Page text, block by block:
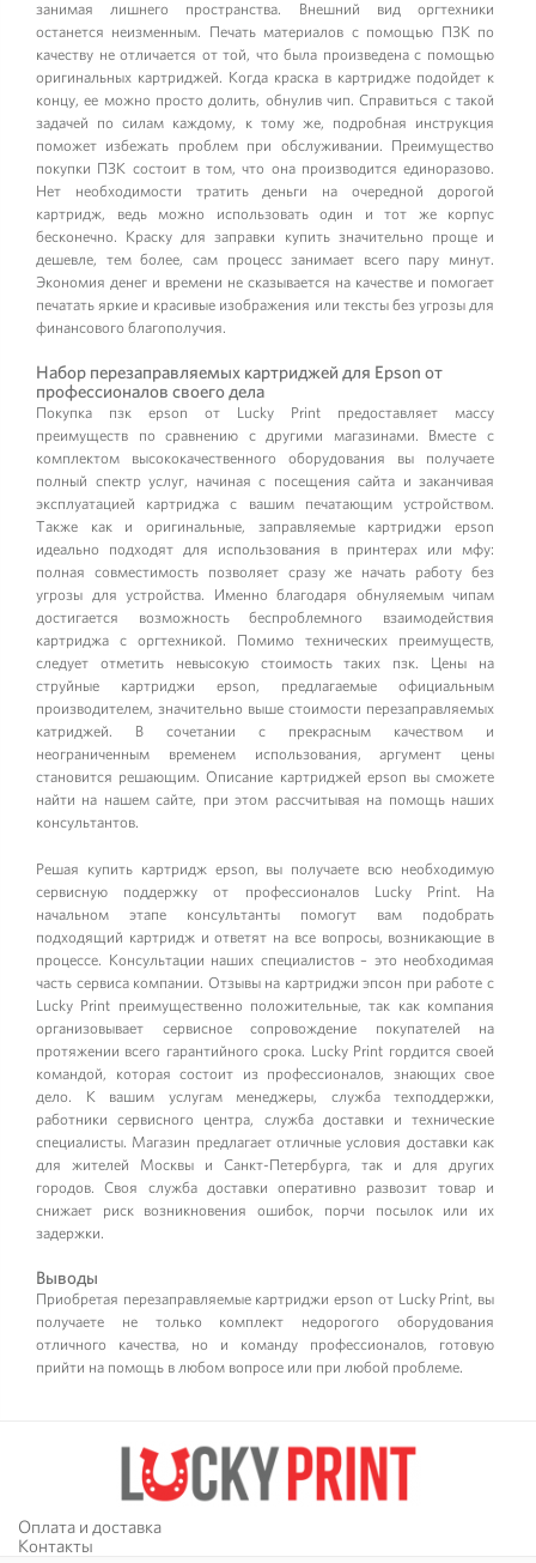
занимая лишнего пространства. Внешний вид оргтехники
останется неизменным. Печать материалов с помощью ПЗК по
качеству не отличается от той, что была произведена с помощью
оригинальных картриджей. Когда краска в картридже подойдет к
концу, ее можно просто долить, обнулив чип. Справиться с такой
задачей по силам каждому, к тому же, подробная инструкция
поможет избежать проблем при обслуживании. Преимущество
покупки ПЗК состоит в том, что она производится единоразово.
Нет необходимости тратить деньги на очередной дорогой
картридж, ведь можно использовать один и тот же корпус
бесконечно. Краску для заправки купить значительно проще и
дешевле, тем более, сам процесс занимает всего пару минут.
Экономия денег и времени не сказывается на качестве и помогает
печатать яркие и красивые изображения или тексты без угрозы для
финансового благополучия.
Набор перезаправляемых картриджей для Epson от
профессионалов своего дела
Покупка пзк epson от Lucky Print предоставляет массу
преимуществ по сравнению с другими магазинами. Вместе с
комплектом высококачественного оборудования вы получаете
полный спектр услуг, начиная с посещения сайта и заканчивая
эксплуатацией картриджа с вашим печатающим устройством.
Также как и оригинальные, заправляемые картриджи epson
идеально подходят для использования в принтерах или мфу:
полная совместимость позволяет сразу же начать работу без
угрозы для устройства. Именно благодаря обнуляемым чипам
достигается возможность беспроблемного взаимодействия
картриджа с оргтехникой. Помимо технических преимуществ,
следует отметить невысокую стоимость таких пзк. Цены на
струйные картриджи epson, предлагаемые официальным
производителем, значительно выше стоимости перезаправляемых
катриджей. В сочетании с прекрасным качеством и
неограниченным временем использования, аргумент цены
становится решающим. Описание картриджей epson вы сможете
найти на нашем сайте, при этом рассчитывая на помощь наших
консультантов.
Решая купить картридж epson, вы получаете всю необходимую
сервисную поддержку от профессионалов Lucky Print. На
начальном этапе консультанты помогут вам подобрать
подходящий картридж и ответят на все вопросы, возникающие в
процессе. Консультации наших специалистов – это необходимая
часть сервиса компании. Отзывы на картриджи эпсон при работе с
Lucky Print преимущественно положительные, так как компания
организовывает сервисное сопровождение покупателей на
протяжении всего гарантийного срока. Lucky Print гордится своей
командой, которая состоит из профессионалов, знающих свое
дело. К вашим услугам менеджеры, служба техподдержки,
работники сервисного центра, служба доставки и технические
специалисты. Магазин предлагает отличные условия доставки как
для жителей Москвы и Санкт-Петербурга, так и для других
городов. Своя служба доставки оперативно развозит товар и
снижает риск возникновения ошибок, порчи посылок или их
задержки.
Выводы
Приобретая перезаправляемые картриджи epson от Lucky Print, вы
получаете не только комплект недорогого оборудования
отличного качества, но и команду профессионалов, готовую
прийти на помощь в любом вопросе или при любой проблеме.
Оплата и доставка
Контакты